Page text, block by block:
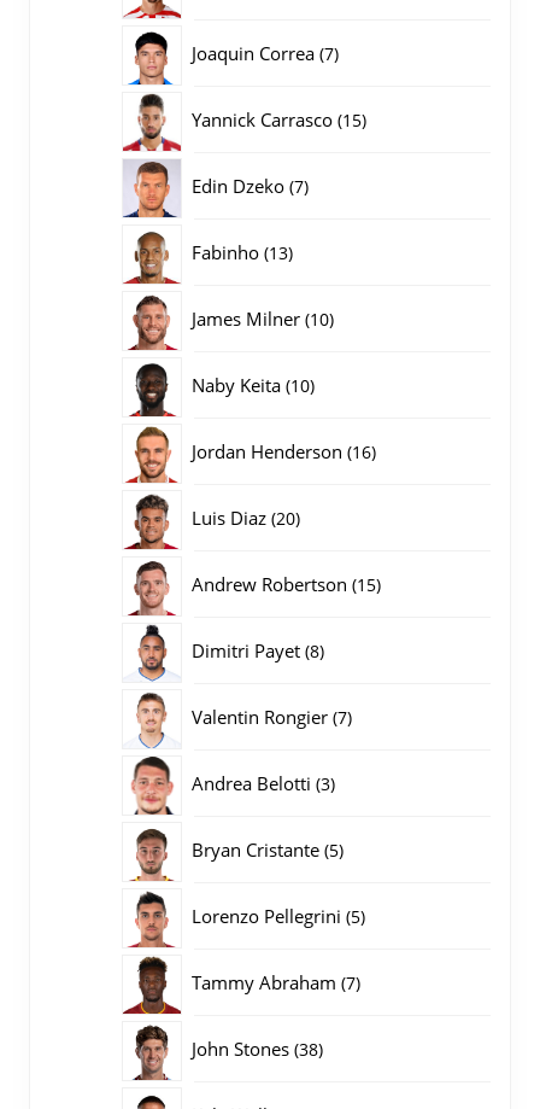
Joaquin Correa 77
Yannick Carrasco 1515
Edin Dzeko 77
Fabinho 1313
James Milner 1010
Naby Keita 1010
Jordan Henderson 1616
Luis Diaz 2020
Andrew Robertson 1515
Dimitri Payet 88
Valentin Rongier 77
Andrea Belotti 33
Bryan Cristante 55
Lorenzo Pellegrini 55
Tammy Abraham 77
John Stones 3838